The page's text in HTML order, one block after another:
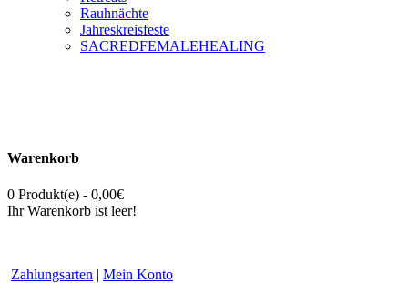
Rauhnächte
Jahreskreisfeste
SACREDFEMALEHEALING
Warenkorb
0 Produkt(e) - 0,00€
Ihr Warenkorb ist leer!
Zahlungsarten | Mein Konto